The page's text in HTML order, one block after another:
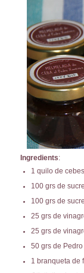
Ingredients:
1 quilo de
100 grs de
100 grs de
25 grs de
25 grs de
50 grs de
1 branqueta de